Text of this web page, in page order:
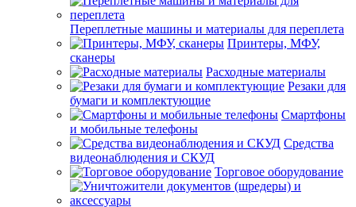
Переплетные машины и материалы для переплета
Принтеры, МФУ,
сканеры
Расходные материалы
Резаки для
бумаги и комплектующие
Смартфоны
и мобильные телефоны
Средства
видеонаблюдения и СКУД
Торговое оборудование